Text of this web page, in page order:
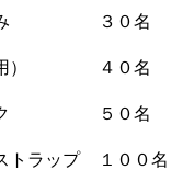
３０名
４０名
５０名
トラップ １００名